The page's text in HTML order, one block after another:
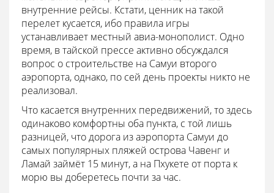
внутренние рейсы. Кстати, ценник на такой
перелет кусается, ибо правила игры
устанавливает местный авиа-монополист. Одно
время, в тайской прессе активно обсуждался
вопрос о строительстве на Самуи второго
аэропорта, однако, по сей день проекты никто не
реализовал.
Что касается внутренних передвижений, то здесь
одинаково комфортны оба пункта, с той лишь
разницей, что дорога из аэропорта Самуи до
самых популярных пляжей острова Чавенг и
Ламай займёт 15 минут, а на Пхукете от порта к
морю вы доберетесь почти за час.